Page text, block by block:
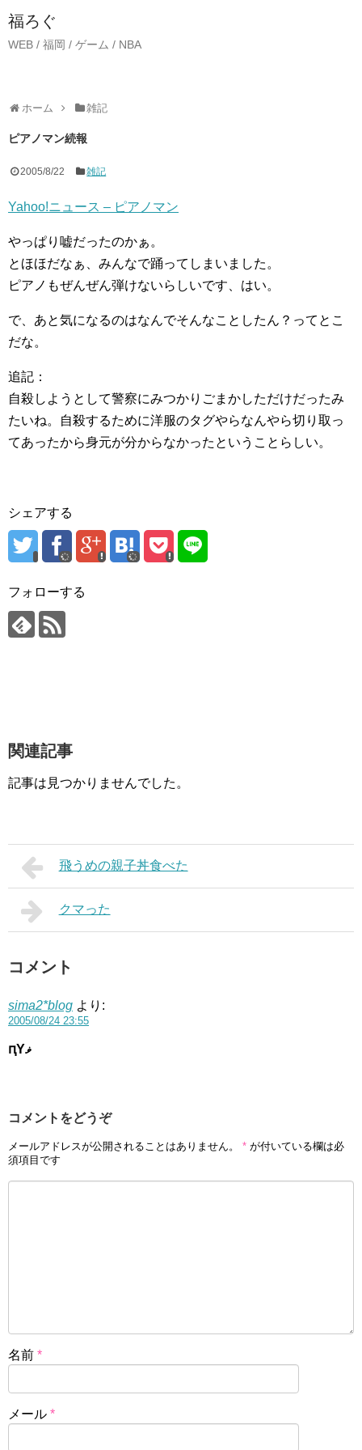
福ろぐ
WEB / 福岡 / ゲーム / NBA
ホーム 雑記
ピアノマン続報
2005/8/22 雑記
Yahoo!ニュース – ピアノマン
やっぱり嘘だったのかぁ。
とほほだなぁ、みんなで踊ってしまいました。
ピアノもぜんぜん弾けないらしいです、はい。
で、あと気になるのはなんでそんなことしたん？ってとこ
だな。
追記：
自殺しようとして警察にみつかりごまかしただけだったみ
たいね。自殺するために洋服のタグやらなんやら切り取っ
てあったから身元が分からなかったということらしい。
シェアする
フォローする
関連記事
記事は見つかりませんでした。
飛うめの親子丼食べた
クマった
コメント
sima2*blog より:
2005/08/24 23:55
ԥΥޥ
コメントをどうぞ
メールアドレスが公開されることはありません。 * が付いている欄は必
須項目です
名前 *
メール *